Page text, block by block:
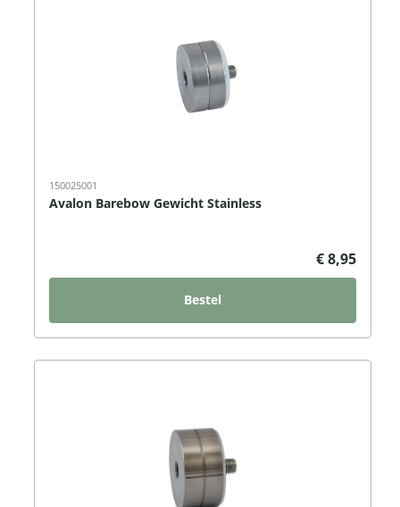
150025001
Avalon Barebow Gewicht Stainless
€ 8,95
Bestel